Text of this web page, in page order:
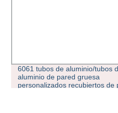
Q235/Q195/Q345/A36/10*10-
600*600mm/0,5-12,0mm/Pre
galvanizado/DIP caliente